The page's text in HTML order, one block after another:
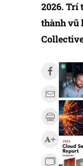
2026. Trí
thành vũ